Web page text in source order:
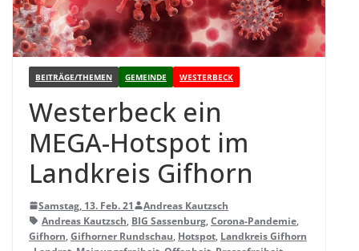
BEITRÄGE/THEMEN GEMEINDE WESTERBECK
Wes­ter­beck ein
MEGA-Hot­spot im
Land­kreis Gifhorn
Samstag, 13. Feb. 21
Andreas Kautzsch
Andreas Kautzsch, BIG Sassenburg, Corona-Pandemie,
Gifhorn, Gifhorner Rundschau, Hotspot, Landkreis Gifhorn